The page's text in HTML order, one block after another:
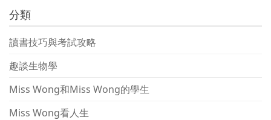
分類
讀書技巧與考試攻略
趣談生物學
Miss Wong和Miss Wong的學生
Miss Wong看人生